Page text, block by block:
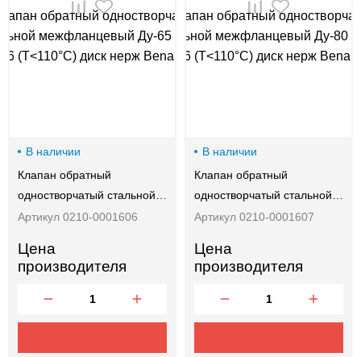
В наличии
Клапан обратный
одностворчатый стальной…
Артикул 0210-0001606
Цена
производителя
В наличии
Клапан обратный
одностворчатый стальной…
Артикул 0210-0001607
Цена
производителя